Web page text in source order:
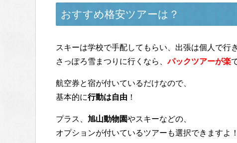
おすすめ格安ツアーは？
スキーは学校で手配してもらい、出張は個人で行
さっぽろ雪まつりに行くなら、パックツアーが楽
航空券と宿が付いているだけなので、
基本的に行動は自由 ！
プラス、 旭山動物園やスキーなどの、
オプションが付いているツアーも選択できますよ！